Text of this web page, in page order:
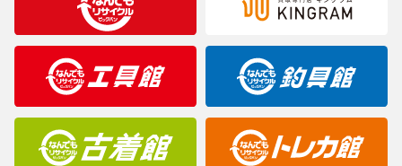
※表記したカラー名は、当社が判断した名称を掲載しています。
製造元が定めたカラー名と異なることもあります。色調などご不
明なことがありましたらご購入前にお問い合わせください。
商品について